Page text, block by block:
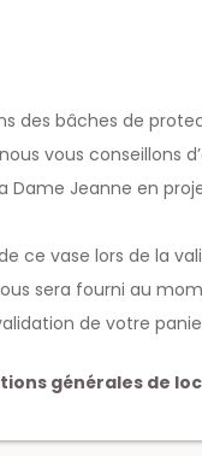
des bâches de
vous conseillons
Jeanne en
ce vase lors de la
sera fourni au
de votre
générales de